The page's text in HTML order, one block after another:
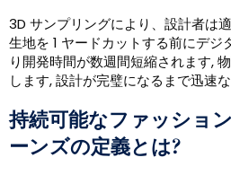
3D サンプリングにより、設計者は
生地を 1 ヤードカットする前にデジ
り開発時間が数週間短縮されます,
します, 設計が完璧になるまで迅速
持続可能なファッショ
ーンズの定義とは?